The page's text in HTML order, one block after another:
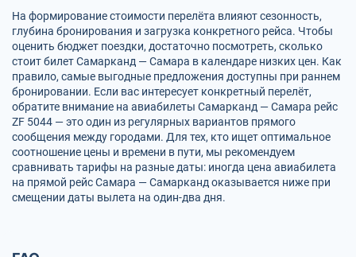
На формирование стоимости перелёта влияют сезонность,
глубина бронирования и загрузка конкретного рейса. Чтобы
оценить бюджет поездки, достаточно посмотреть, сколько
стоит билет Самарканд — Самара в календаре низких цен. Как
правило, самые выгодные предложения доступны при раннем
бронировании. Если вас интересует конкретный перелёт,
обратите внимание на авиабилеты Самарканд — Самара рейс
ZF 5044 — это один из регулярных вариантов прямого
сообщения между городами. Для тех, кто ищет оптимальное
соотношение цены и времени в пути, мы рекомендуем
сравнивать тарифы на разные даты: иногда цена авиабилета
на прямой рейс Самара — Самарканд оказывается ниже при
смещении даты вылета на один-два дня.